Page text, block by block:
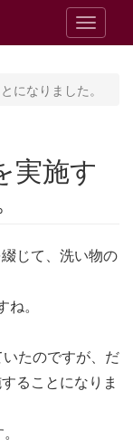
T
o
l
v
i
になりました。
実施す
じて、洗い物の
。
たのですが、だ
ることになりま